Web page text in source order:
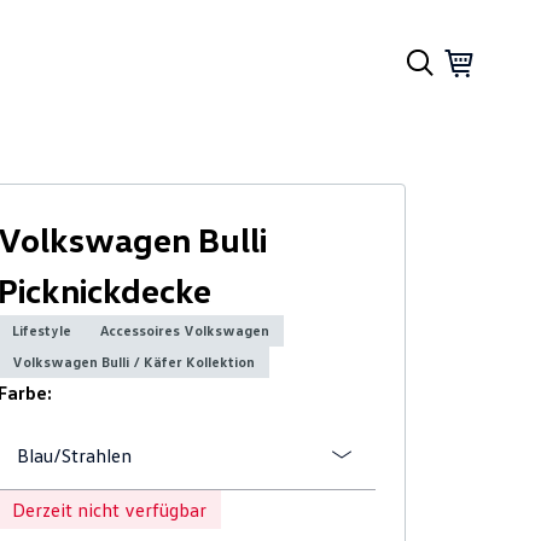
Volkswagen Bulli
Picknickdecke
Lifestyle
Accessoires Volkswagen
Volkswagen Bulli / Käfer Kollektion
Farbe:
Blau/Strahlen
Derzeit nicht verfügbar